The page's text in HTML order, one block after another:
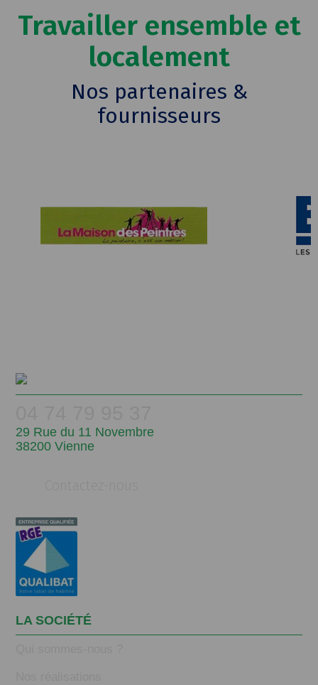
Travailler ensemble et
localement
Nos partenaires &
fournisseurs
29 Rue du 11 Novembre
38200 Vienne
LA SOCIÉTÉ